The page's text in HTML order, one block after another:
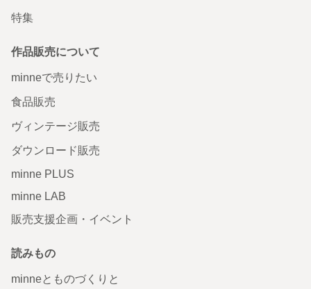
特集
作品販売について
minneで売りたい
食品販売
ヴィンテージ販売
ダウンロード販売
minne PLUS
minne LAB
販売支援企画・イベント
読みもの
minneとものづくりと